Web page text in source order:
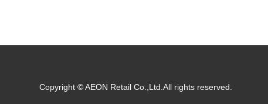
Copyright © AEON Retail Co.,Ltd.All rights reserved.